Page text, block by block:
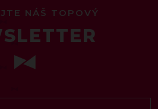
NÁŠ TOPOVÝ